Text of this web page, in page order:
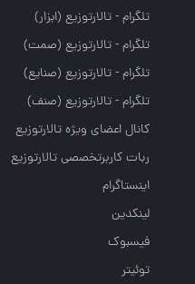
تلگرام - تالارتوزيع (ابزار)
تلگرام - تالارتوزيع (صمت)
تلگرام - تالارتوزيع (صنايع)
تلگرام - تالارتوزیع (صنف)
کانال اعضای ویژه تالارتوزیع
ربات کاربرتخصصی تالارتوزیع
اینستاگرام
لینکدین
فیسبوک
توئیتر